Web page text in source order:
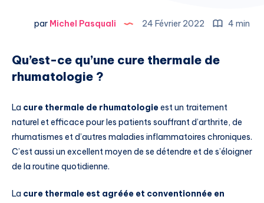
parMichel Pasquali 24 Février 2022 4 min
Qu’est-ce qu’une cure thermale de
rhumatologie ?
La cure thermale de rhumatologieest un traitement
naturel et efficace pour les patients souffrant d’arthrite, de
rhumatismes et d’autres maladies inflammatoires chroniques.
C’est aussi un excellent moyen de se détendre et de s’éloigner
de la routine quotidienne.
La cure thermale est agréée et conventionnée en